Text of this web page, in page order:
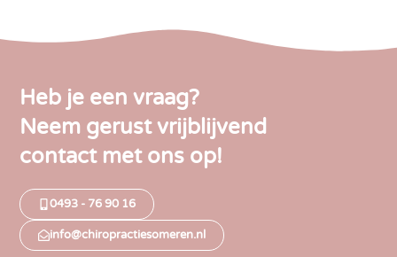
Heb je een vraag?
Neem gerust vrijblijvend
contact met ons op!
0493 - 76 90 16
info@chiropractiesomeren.nl